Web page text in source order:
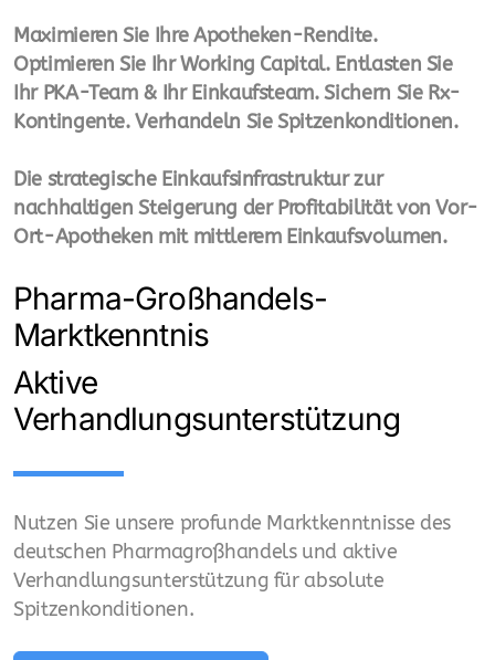
Maximieren Sie Ihre Apotheken-Rendite.
Optimieren Sie Ihr Working Capital. Entlasten Sie
Ihr PKA-Team & Ihr Einkaufsteam. Sichern Sie Rx-
Kontingente. Verhandeln Sie Spitzenkonditionen.
Die strategische Einkaufsinfrastruktur zur
nachhaltigen Steigerung der Profitabilität von Vor-
Ort-Apotheken mit mittlerem Einkaufsvolumen.
Pharma-Großhandels-
Marktkenntnis
Aktive
Verhandlungsunterstützung
Nutzen Sie unsere profunde Marktkenntnisse des
deutschen Pharmagroßhandels und aktive
Verhandlungsunterstützung für absolute
Spitzenkonditionen.
Apotheke kaufen
Krisen Management
Insolvenz-Prophylaxe
Standort Entwicklung
Impfen - Impf Hub Aufbau
Lieferengpässe
Apotheken Filialleiter
Apothekeneinkauf - PKA
Business Developer
Pharma Großhandel